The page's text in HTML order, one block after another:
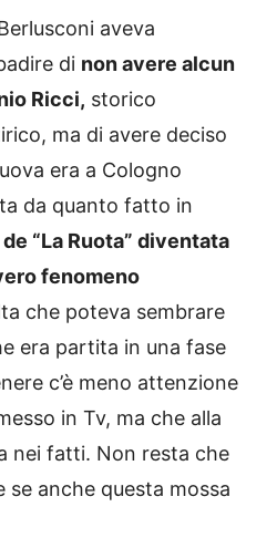
aveva
di non avere alcun
Ricci, storico
ma di avere deciso
era a Cologno
da quanto fatto in
“La Ruota” diventata
fenomeno
che poteva sembrare
era partita in una fase
c’è meno attenzione
in Tv, ma che alla
nei fatti. Non resta che
anche questa mossa